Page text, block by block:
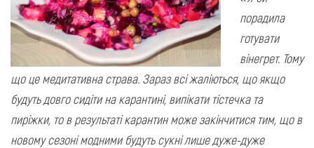
порадила
готувати
вінегрет. Тому
що це медитативна страва. Зараз всі жаліються, що якщо
будуть довго сидіти на карантині, випікати тістечка та
пиріжки, то в результаті карантин може закінчитися тим, що в
новому сезоні модними будуть сукні лише дуже-дуже